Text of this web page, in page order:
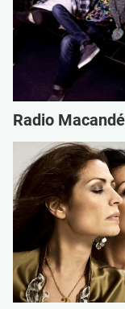
Radio Macandé